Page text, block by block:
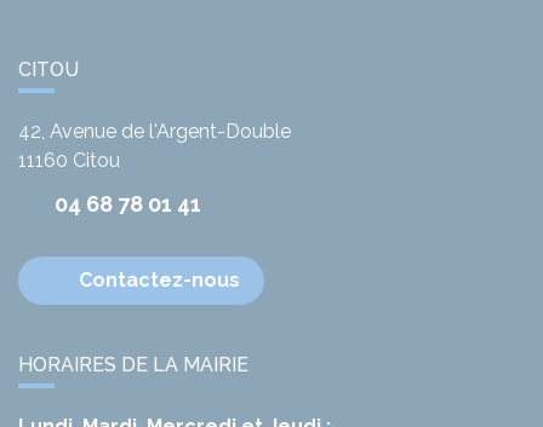
CITOU
42, Avenue de l'Argent-Double
11160 Citou
04 68 78 01 41
Contactez-nous
HORAIRES DE LA MAIRIE